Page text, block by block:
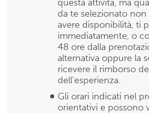
questa attività, ma
da te selezionato
avere disponibilità, ti
immediatamente, o
48 ore dalla
alternativa oppure la
ricevere il rimborso
dell’esperienza.
Gli orari indicati nel
orientativi e possono